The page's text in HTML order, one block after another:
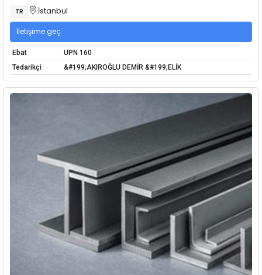
TR İstanbul
İletişime geç
Ebat
UPN 160
Tedarikçi
&#199;AKIROĞLU DEMİR &#199;ELİK